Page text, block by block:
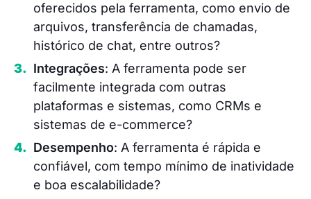
oferecidos pela ferramenta, como envio de
arquivos, transferência de chamadas,
histórico de chat, entre outros?
Integrações: A ferramenta pode ser
facilmente integrada com outras
plataformas e sistemas, como CRMs e
sistemas de e-commerce?
Desempenho: A ferramenta é rápida e
confiável, com tempo mínimo de inatividade
e boa escalabilidade?